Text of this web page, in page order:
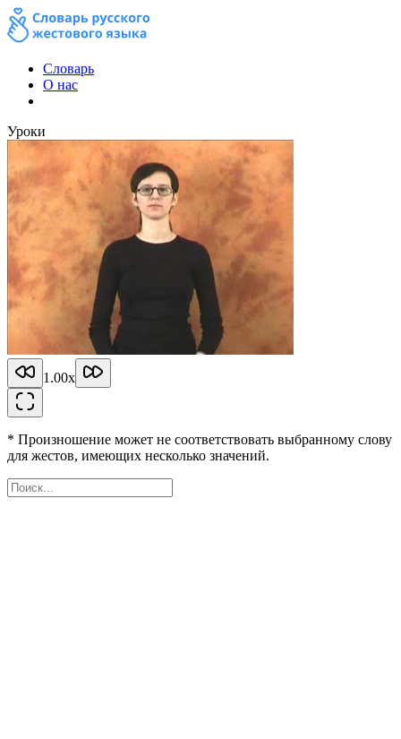
Словарь
О нас
Уроки
1.00x
* Произношение может не соответствовать выбранному слову
для жестов, имеющих несколько значений.